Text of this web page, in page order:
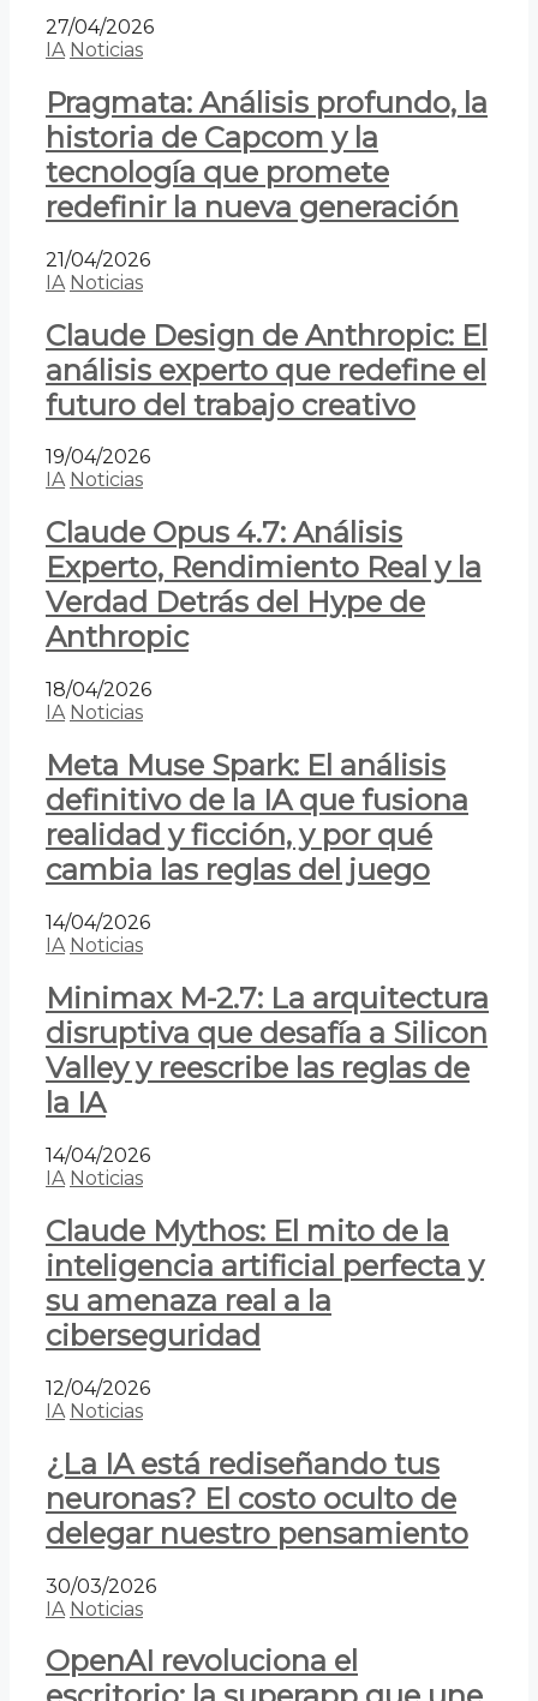
27/04/2026
IA Noticias
Pragmata: Análisis profundo, la
historia de Capcom y la
tecnología que promete
redefinir la nueva generación
21/04/2026
IA Noticias
Claude Design de Anthropic: El
análisis experto que redefine el
futuro del trabajo creativo
19/04/2026
IA Noticias
Claude Opus 4.7: Análisis
Experto, Rendimiento Real y la
Verdad Detrás del Hype de
Anthropic
18/04/2026
IA Noticias
Meta Muse Spark: El análisis
definitivo de la IA que fusiona
realidad y ficción, y por qué
cambia las reglas del juego
14/04/2026
IA Noticias
Minimax M-2.7: La arquitectura
disruptiva que desafía a Silicon
Valley y reescribe las reglas de
la IA
14/04/2026
IA Noticias
Claude Mythos: El mito de la
inteligencia artificial perfecta y
su amenaza real a la
ciberseguridad
12/04/2026
IA Noticias
¿La IA está rediseñando tus
neuronas? El costo oculto de
delegar nuestro pensamiento
30/03/2026
IA Noticias
OpenAI revoluciona el